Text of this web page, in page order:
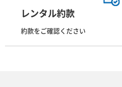
レンタル約款
約款をご確認ください